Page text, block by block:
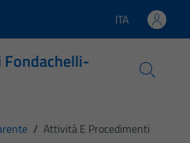
Lingua attiva:
ITA
Fondachelli-
/ Attività E Procedimenti